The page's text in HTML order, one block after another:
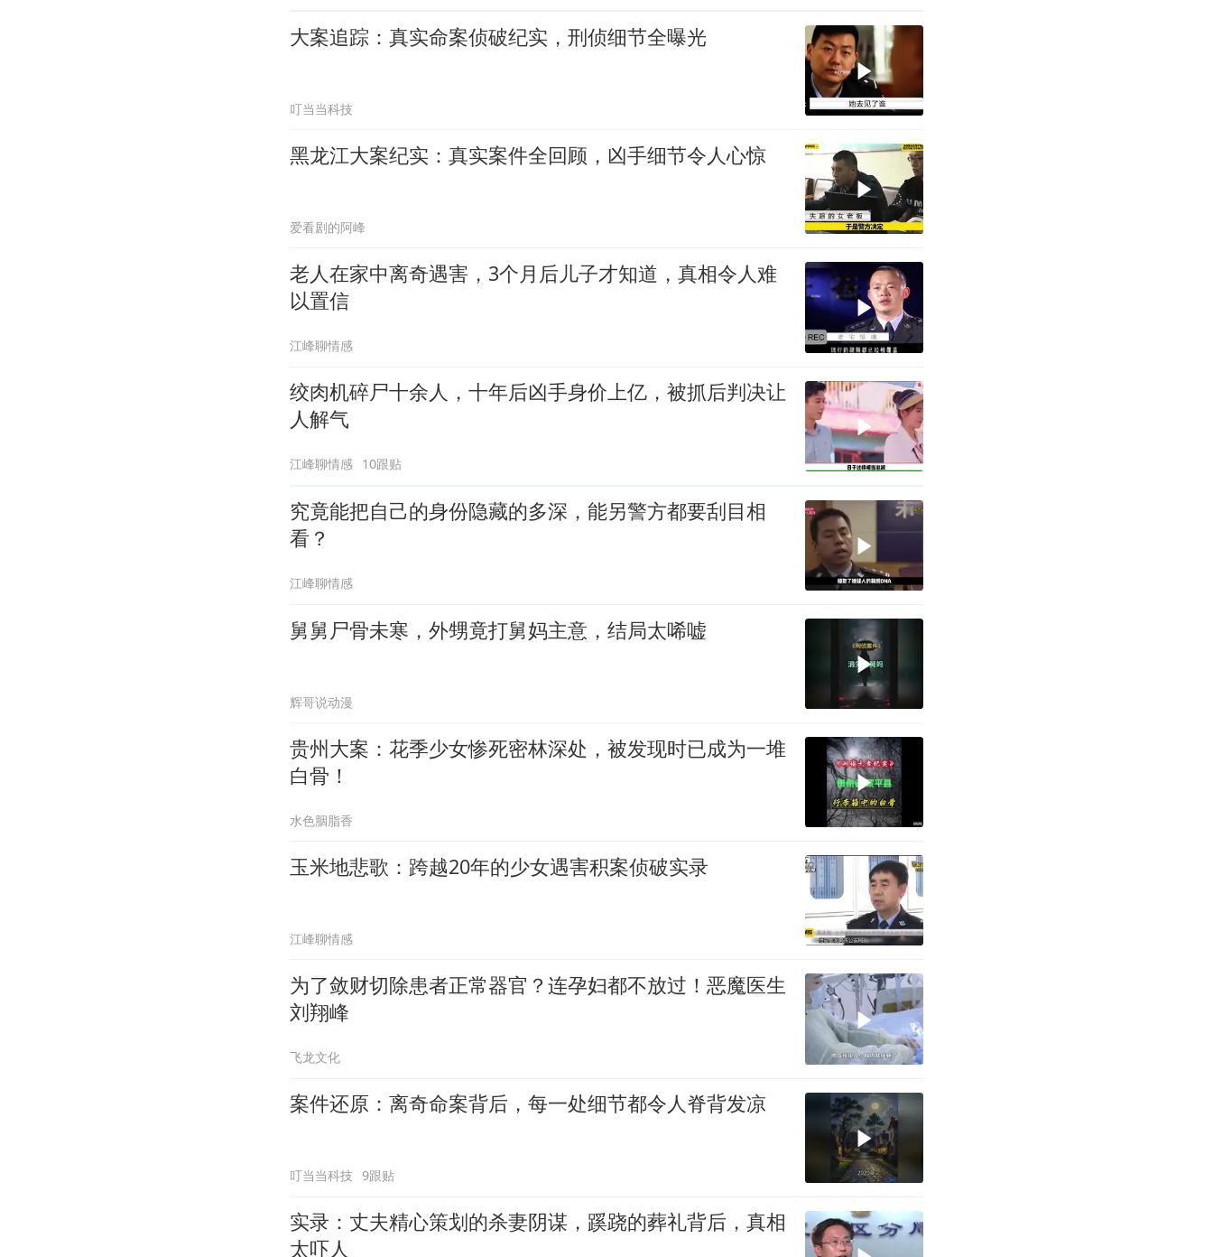
大案追踪：真实命案侦破纪实，刑侦细节全曝光
叮当当科技
黑龙江大案纪实：真实案件全回顾，凶手细节令人心惊
爱看剧的阿峰
老人在家中离奇遇害，3个月后儿子才知道，真相令人难
以置信
江峰聊情感
绞肉机碎尸十余人，十年后凶手身价上亿，被抓后判决让
人解气
江峰聊情感 10跟贴
究竟能把自己的身份隐藏的多深，能另警方都要刮目相
看？
江峰聊情感
舅舅尸骨未寒，外甥竟打舅妈主意，结局太唏嘘
辉哥说动漫
贵州大案：花季少女惨死密林深处，被发现时已成为一堆
白骨！
水色胭脂香
玉米地悲歌：跨越20年的少女遇害积案侦破实录
江峰聊情感
为了敛财切除患者正常器官？连孕妇都不放过！恶魔医生
刘翔峰
飞龙文化
案件还原：离奇命案背后，每一处细节都令人脊背发凉
叮当当科技 9跟贴
实录：丈夫精心策划的杀妻阴谋，蹊跷的葬礼背后，真相
太吓人